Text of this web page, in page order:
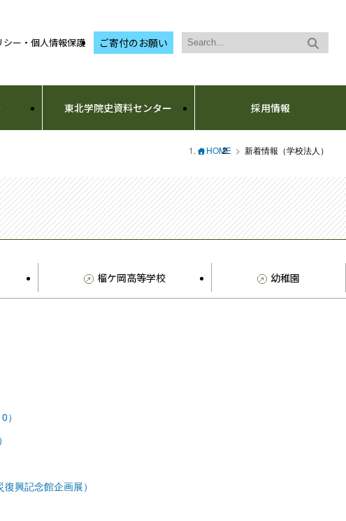
シー・個人情報保護 ご寄付のお願い
東北学院史資料センター 採用情報
HOME 新着情報（学校法人）
榴ケ岡高等学校 幼稚園
興記念館企画展）